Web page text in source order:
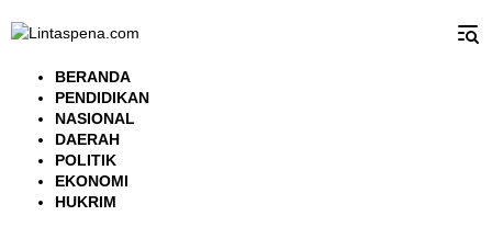
ke
BERANDA
PENDIDIKAN
NASIONAL
DAERAH
POLITIK
EKONOMI
HUKRIM